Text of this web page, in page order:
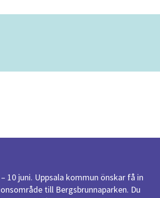
10 juni. Uppsala kommun önskar få in
till Bergsbrunnaparken. Du